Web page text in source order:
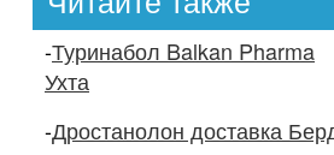
-Туринабол Balkan Pharma
Ухта
-Дростанолон доставка